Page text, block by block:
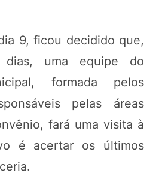
9, ficou decidido que,
dias, uma equipe do
formada pelos
pelas áreas
fará uma visita à
é acertar os últimos